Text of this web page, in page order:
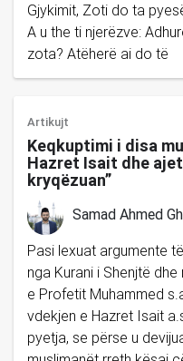
Gjykimit, Zoti do ta
A u the ti njerëzve:
zota? Atëherë ai do të
Artikujt
Keqkuptimi i disa
Hazret Isait dhe
kryqëzuan”
Samad Ahmed
Pasi lexuat argumente
nga Kurani i Shenjtë
e Profetit Muhammed
vdekjen e Hazret Isait
pyetja, se përse u